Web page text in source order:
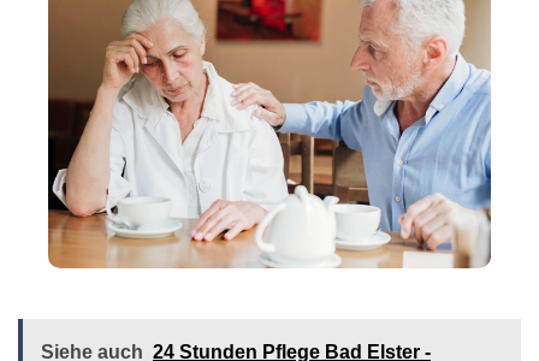
Siehe auch 24 Stunden Pflege Bad Elster -